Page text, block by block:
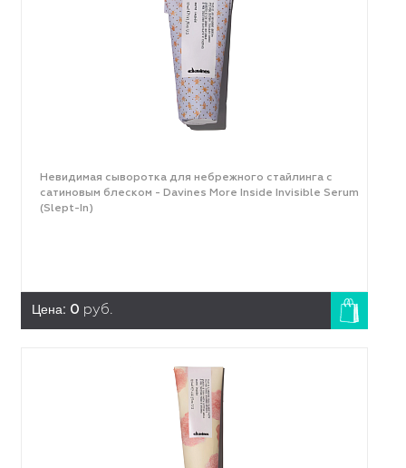
Невидимая сыворотка для небрежного стайлинга с
сатиновым блеском - Davines More Inside Invisible Serum
(Slept-In)
Цена: 0 руб.